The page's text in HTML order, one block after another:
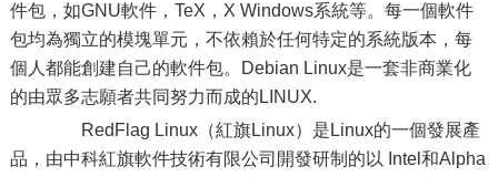
件包，如GNU軟件，TeX，X Windows系統等。每一個軟件
包均為獨立的模塊單元，不依賴於任何特定的系統版本，每
個人都能創建自己的軟件包。Debian Linux是一套非商業化
的由眾多志願者共同努力而成的LINUX.
RedFlag Linux（紅旗Linux）是Linux的一個發展產
品，由中科紅旗軟件技術有限公司開發研制的以 Intel和Alpha